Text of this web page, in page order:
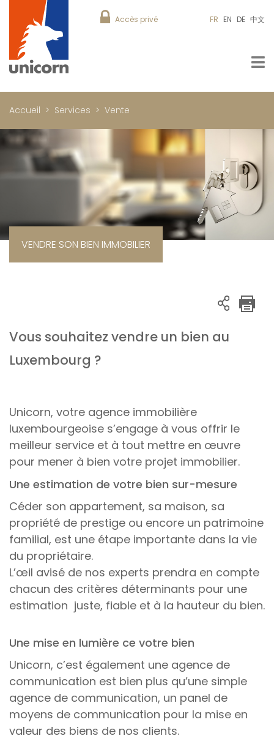
Accès privé FR EN DE 中文
Accueil Services Vente
VENDRE SON BIEN IMMOBILIER
Vous souhaitez vendre un bien au
Luxembourg ?
Unicorn, votre agence immobilière
luxembourgeoise s’engage à vous offrir le
meilleur service et à tout mettre en œuvre
pour mener à bien votre projet immobilier.
Une estimation de votre bien sur-mesure
Céder son appartement, sa maison, sa
propriété de prestige ou encore un patrimoine
familial, est une étape importante dans la vie
du propriétaire.
L’œil avisé de nos experts prendra en compte
chacun des critères déterminants pour une
estimation juste, fiable et à la hauteur du bien.
Une mise en lumière ce votre bien
Unicorn, c’est également une agence de
communication est bien plus qu’une simple
agence de communication, un panel de
moyens de communication pour la mise en
valeur des biens de nos clients.